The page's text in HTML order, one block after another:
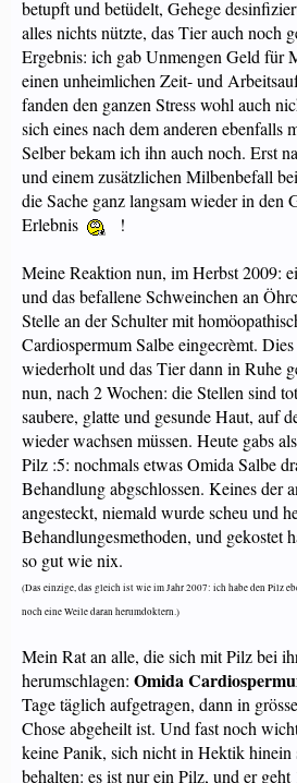
betupft und betüdelt, Gehege
alles nichts nützte, das Tier auch noch
Ergebnis: ich gab Unmengen Geld für
einen unheimlichen Zeit- und
fanden den ganzen Stress wohl auch
sich eines nach dem anderen ebenfalls
Selber bekam ich ihn auch noch. Erst
und einem zusätzlichen Milbenbefall
die Sache ganz langsam wieder in den
Erlebnis
!
Meine Reaktion nun, im Herbst 2009:
und das befallene Schweinchen an
Stelle an der Schulter mit
Cardiospermum Salbe eingecrèmt.
wiederholt und das Tier dann in Ruhe
nun, nach 2 Wochen: die Stellen sind
saubere, glatte und gesunde Haut, auf
wieder wachsen müssen. Heute gabs
Pilz :5: nochmals etwas Omida Salbe
Behandlung abgschlossen. Keines der
angesteckt, niemald wurde scheu und
Behandlungesmethoden, und gekostet
so gut wie nix.
(Das einzige, das gleich ist wie im Jahr 2007: ich habe den Pilz
noch eine Weile daran herumdoktern.)
Mein Rat an alle, die sich mit Pilz bei
herumschlagen: Omida
Tage täglich aufgetragen, dann in
Chose abgeheilt ist. Und fast noch
keine Panik, sich nicht in Hektik
behalten: es ist nur ein Pilz, und er